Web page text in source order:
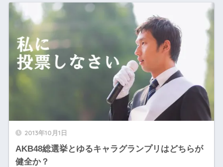
2013年10月1日
AKB48総選挙とゆるキャラグランプリはどちらが
健全か？